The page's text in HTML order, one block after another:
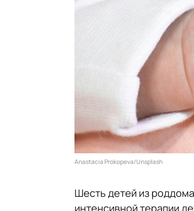
Anastacia Prokopeva/Unsplash
Шесть детей из
интенсивной терапии